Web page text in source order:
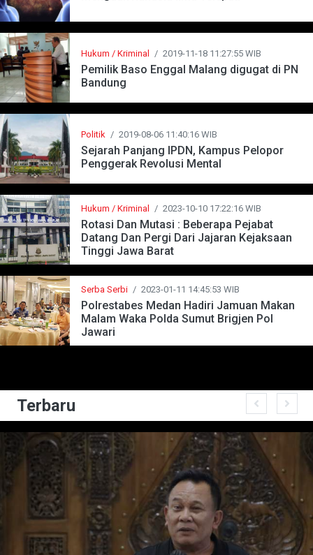
Hukum / Kriminal / 2019-11-18 11:27:55 WIB
Pemilik Baso Enggal Malang digugat di PN
Bandung
Politik / 2019-08-06 11:40:16 WIB
Sejarah Panjang IPDN, Kampus Pelopor
Penggerak Revolusi Mental
Hukum / Kriminal / 2023-10-10 17:22:16 WIB
Rotasi Dan Mutasi : Beberapa Pejabat
Datang Dan Pergi Dari Jajaran Kejaksaan
Tinggi Jawa Barat
Serba Serbi / 2023-01-11 14:45:53 WIB
Polrestabes Medan Hadiri Jamuan Makan
Malam Waka Polda Sumut Brigjen Pol
Jawari
Terbaru